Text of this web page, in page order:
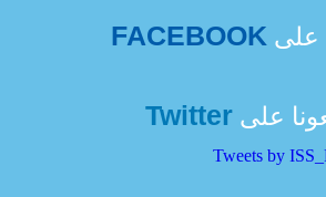
على FACEBOOK
علىTwitter
Tweets by